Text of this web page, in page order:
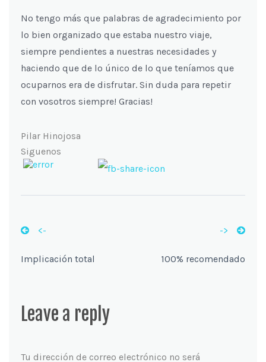
No tengo más que palabras de agradecimiento por
lo bien organizado que estaba nuestro viaje,
siempre pendientes a nuestras necesidades y
haciendo que de lo único de lo que teníamos que
ocuparnos era de disfrutar. Sin duda para repetir
con vosotros siempre! Gracias!
Pilar Hinojosa
Siguenos
<-
Implicación total
->
100% recomendado
Leave a reply
Tu dirección de correo electrónico no será